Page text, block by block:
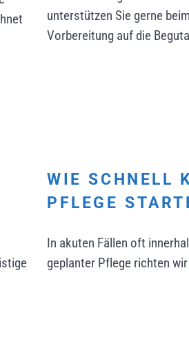
unterstützen Sie gerne
Vorbereitung auf die
WIE SCHNELL
PFLEGE
In akuten Fällen oft
geplanter Pflege richten